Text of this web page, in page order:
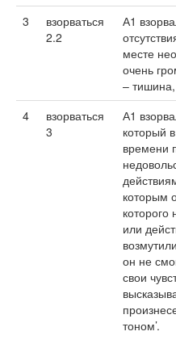
3
взорваться
2.2
А1
месте
очень
–
4
взорваться
3
А1
который
времени
которым
или
он не
свои
тоном’.